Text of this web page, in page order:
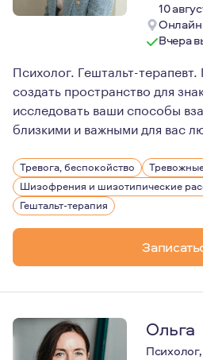
10
Онлайн
Вчера
Психолог. Гештальт-
создать пространство для
исследовать ваши способы
близкими и важными для вас
На личном опыте
Именно этому я предлагаю
Тревога, беспокойство
Шизофрения и шизотипические
Гештальт-терапия
Ольга